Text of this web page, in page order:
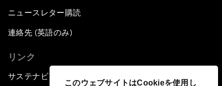
このウェブサイトはCookieを使用し
ニュースレター購読
連絡先 (英語のみ)
リンク
サステナビリティへの取り組み